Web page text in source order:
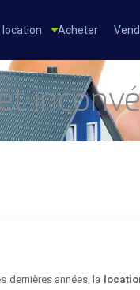
location Acheter
dernières années, la